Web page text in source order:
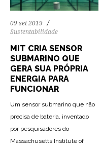
09 set 2019
Sustentabilidade
MIT CRIA SENSOR
SUBMARINO QUE
GERA SUA PRÓPRIA
ENERGIA PARA
FUNCIONAR
Um sensor submarino que não
precisa de bateria, inventado
por pesquisadores do
Massachusetts Institute of